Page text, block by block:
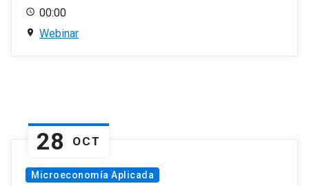
00:00
Webinar
28 OCT
Microeconomía Aplicada